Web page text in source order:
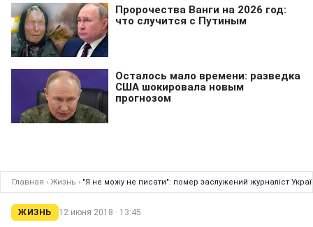
Главная › Жизнь › "Я не можу не писати": помер заслужений журналіст
ЖИЗНЬ 12 июня 2018 · 13:45